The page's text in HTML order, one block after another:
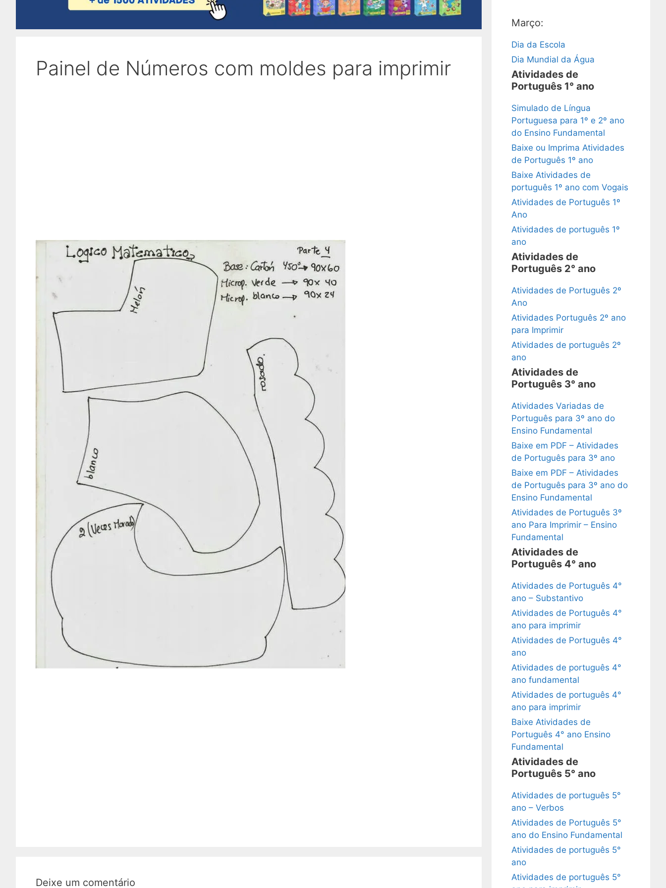
Painel de Números com moldes para imprimir
Deixe um comentário
Março:
Dia da Escola
Dia Mundial da Água
Atividades de
Português 1° ano
Simulado de Língua
Portuguesa para 1º e 2º ano
do Ensino Fundamental
Baixe ou Imprima Atividades
de Português 1º ano
Baixe Atividades de
português 1º ano com Vogais
Atividades de Português 1º
Ano
Atividades de português 1º
ano
Atividades de
Português 2° ano
Atividades de Português 2º
Ano
Atividades Português 2º ano
para Imprimir
Atividades de português 2º
ano
Atividades de
Português 3° ano
Atividades Variadas de
Português para 3º ano do
Ensino Fundamental
Baixe em PDF – Atividades
de Português para 3º ano
Baixe em PDF – Atividades
de Português para 3º ano do
Ensino Fundamental
Atividades de Português 3º
ano Para Imprimir – Ensino
Fundamental
Atividades de
Português 4° ano
Atividades de Português 4°
ano – Substantivo
Atividades de Português 4°
ano para imprimir
Atividades de Português 4°
ano
Atividades de português 4°
ano fundamental
Atividades de português 4°
ano para imprimir
Baixe Atividades de
Português 4° ano Ensino
Fundamental
Atividades de
Português 5° ano
Atividades de português 5°
ano – Verbos
Atividades de Português 5°
ano do Ensino Fundamental
Atividades de português 5°
ano
Atividades de português 5°